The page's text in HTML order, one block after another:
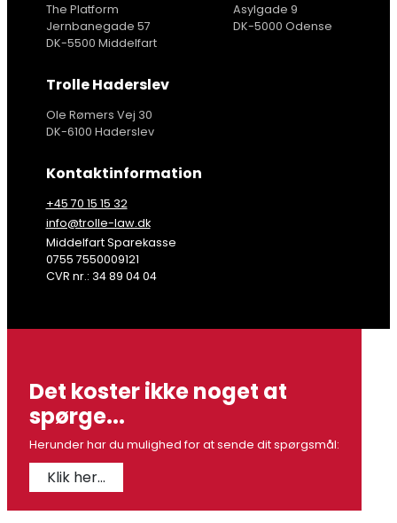
The Platform
Jernbanegade 57
DK-5500 Middelfart
Asylgade 9
DK-5000 Odense
Trolle Haderslev
Ole Rømers Vej 30
DK-6100 Haderslev
Kontaktinformation
+45 70 15 15 32
info@trolle-law.dk
Middelfart Sparekasse
0755 7550009121
CVR nr.: 34 89 04 04
Det koster ikke noget at
spørge...
Herunder har du mulighed for at sende dit spørgsmål:
Klik her...